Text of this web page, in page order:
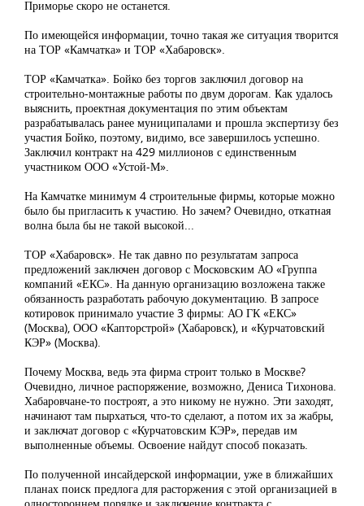
Приморье скоро не останется.
По имеющейся информации, точно такая же ситуация творится
на ТОР «Камчатка» и ТОР «Хабаровск».
ТОР «Камчатка». Бойко без торгов заключил договор на
строительно-монтажные работы по двум дорогам. Как удалось
выяснить, проектная документация по этим объектам
разрабатывалась ранее муниципалами и прошла экспертизу без
участия Бойко, поэтому, видимо, все завершилось успешно.
Заключил контракт на 429 миллионов с единственным
участником ООО «Устой-М».
На Камчатке минимум 4 строительные фирмы, которые можно
было бы пригласить к участию. Но зачем? Очевидно, откатная
волна была бы не такой высокой...
ТОР «Хабаровск». Не так давно по результатам запроса
предложений заключен договор с Московским АО «Группа
компаний «ЕКС». На данную организацию возложена также
обязанность разработать рабочую документацию. В запросе
котировок принимало участие 3 фирмы: АО ГК «ЕКС»
(Москва), ООО «Капторстрой» (Хабаровск), и «Курчатовский
КЭР» (Москва).
Почему Москва, ведь эта фирма строит только в Москве?
Очевидно, личное распоряжение, возможно, Дениса Тихонова.
Хабаровчане-то построят, а это никому не нужно. Эти заходят,
начинают там пырхаться, что-то сделают, а потом их за жабры,
и заключат договор с «Курчатовским КЭР», передав им
выполненные объемы. Освоение найдут способ показать.
По полученной инсайдерской информации, уже в ближайших
планах поиск предлога для расторжения с этой организацией в